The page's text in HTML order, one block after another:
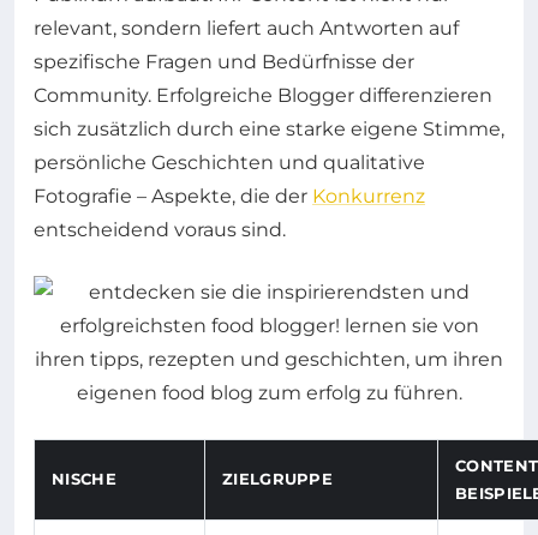
relevant, sondern liefert auch Antworten auf
spezifische Fragen und Bedürfnisse der
Community. Erfolgreiche Blogger differenzieren
sich zusätzlich durch eine starke eigene Stimme,
persönliche Geschichten und qualitative
Fotografie – Aspekte, die der Konkurrenz
entscheidend voraus sind.
NISCHE ZIELGRUPPE